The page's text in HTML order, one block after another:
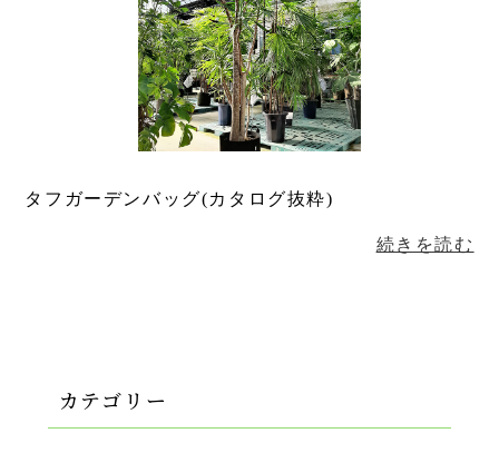
タフガーデンバッグ(カタログ抜粋)
続きを読む
カテゴリー